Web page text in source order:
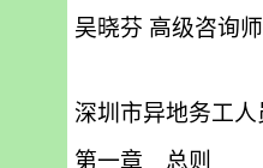
吴晓芬 高级咨
深圳市异地务工
第一章 总则